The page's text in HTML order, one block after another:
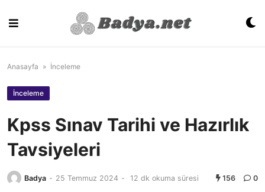
content
Anasayfa » İnceleme
İnceleme
Kpss Sınav Tarihi ve Hazırlık
Tavsiyeleri
Badya - 25 Temmuz 2024 - 12 dk okuma süresi 156 0